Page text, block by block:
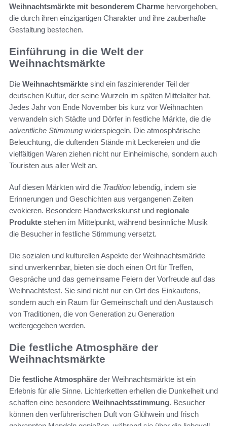
Weihnachtsmärkte mit besonderem Charme hervorgehoben,
die durch ihren einzigartigen Charakter und ihre zauberhafte
Gestaltung bestechen.
Einführung in die Welt der
Weihnachtsmärkte
Die Weihnachtsmärkte sind ein faszinierender Teil der
deutschen Kultur, der seine Wurzeln im späten Mittelalter hat.
Jedes Jahr von Ende November bis kurz vor Weihnachten
verwandeln sich Städte und Dörfer in festliche Märkte, die die
adventliche Stimmung widerspiegeln. Die atmosphärische
Beleuchtung, die duftenden Stände mit Leckereien und die
vielfältigen Waren ziehen nicht nur Einheimische, sondern auch
Touristen aus aller Welt an.
Auf diesen Märkten wird die Tradition lebendig, indem sie
Erinnerungen und Geschichten aus vergangenen Zeiten
evokieren. Besondere Handwerkskunst und regionale
Produkte stehen im Mittelpunkt, während besinnliche Musik
die Besucher in festliche Stimmung versetzt.
Die sozialen und kulturellen Aspekte der Weihnachtsmärkte
sind unverkennbar, bieten sie doch einen Ort für Treffen,
Gespräche und das gemeinsame Feiern der Vorfreude auf das
Weihnachtsfest. Sie sind nicht nur ein Ort des Einkaufens,
sondern auch ein Raum für Gemeinschaft und den Austausch
von Traditionen, die von Generation zu Generation
weitergegeben werden.
Die festliche Atmosphäre der
Weihnachtsmärkte
Die festliche Atmosphäre der Weihnachtsmärkte ist ein
Erlebnis für alle Sinne. Lichterketten erhellen die Dunkelheit und
schaffen eine besondere Weihnachtsstimmung. Besucher
können den verführerischen Duft von Glühwein und frisch